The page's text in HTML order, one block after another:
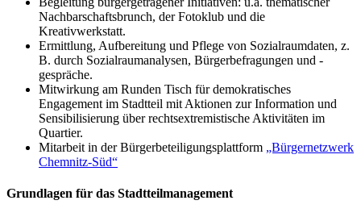
Nachbarschaftsbrunch, der Fotoklub und die
Kreativwerkstatt.
Ermittlung, Aufbereitung und Pflege von Sozialraumdaten, z.
B. durch Sozialraumanalysen, Bürgerbefragungen und -
gespräche.
Mitwirkung am Runden Tisch für demokratisches
Engagement im Stadtteil mit Aktionen zur Information und
Sensibilisierung über rechtsextremistische Aktivitäten im
Quartier.
Mitarbeit in der Bürgerbeteiligungsplattform „Bürgernetzwerk
Chemnitz-Süd“
Grundlagen für das Stadtteilmanagement